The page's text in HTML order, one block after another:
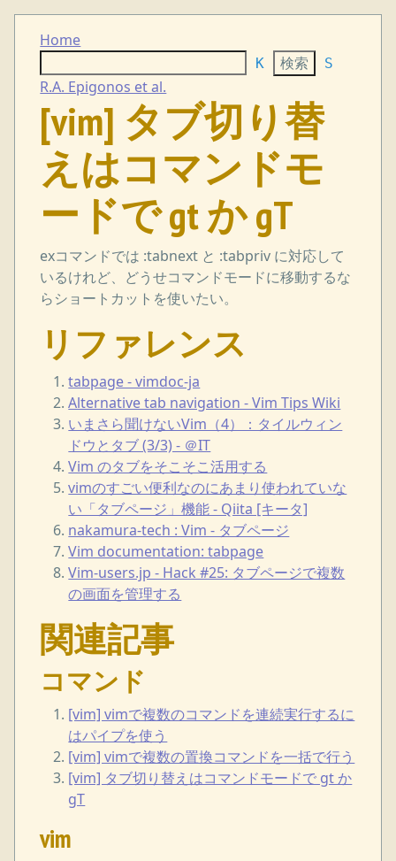
Home
K S
R.A. Epigonos et al.
[vim] タブ切り替
えはコマンドモ
ードで gt か gT
exコマンドでは :tabnext と :tabpriv に対応して
いるけれど、どうせコマンドモードに移動するな
らショートカットを使いたい。
リファレンス
tabpage - vimdoc-ja
Alternative tab navigation - Vim Tips Wiki
いまさら聞けないVim（4）：タイルウィン
ドウとタブ (3/3) - ＠IT
Vim のタブをそこそこ活用する
vimのすごい便利なのにあまり使われていな
い「タブページ」機能 - Qiita [キータ]
nakamura-tech : Vim - タブページ
Vim documentation: tabpage
Vim-users.jp - Hack #25: タブページで複数
の画面を管理する
関連記事
コマンド
[vim] vimで複数のコマンドを連続実行するに
はパイプを使う
[vim] vimで複数の置換コマンドを一括で行う
[vim] タブ切り替えはコマンドモードで gt か
gT
vim